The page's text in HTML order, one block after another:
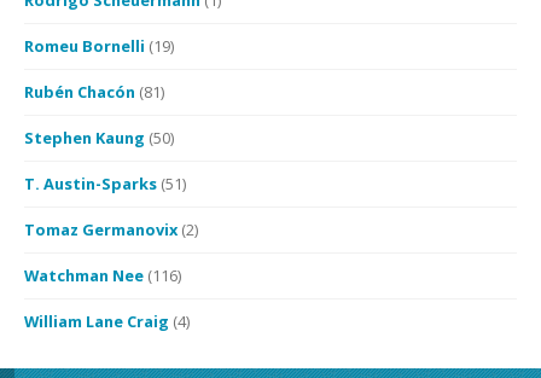
Romeu Bornelli (19)
Rubén Chacón (81)
Stephen Kaung (50)
T. Austin-Sparks (51)
Tomaz Germanovix (2)
Watchman Nee (116)
William Lane Craig (4)